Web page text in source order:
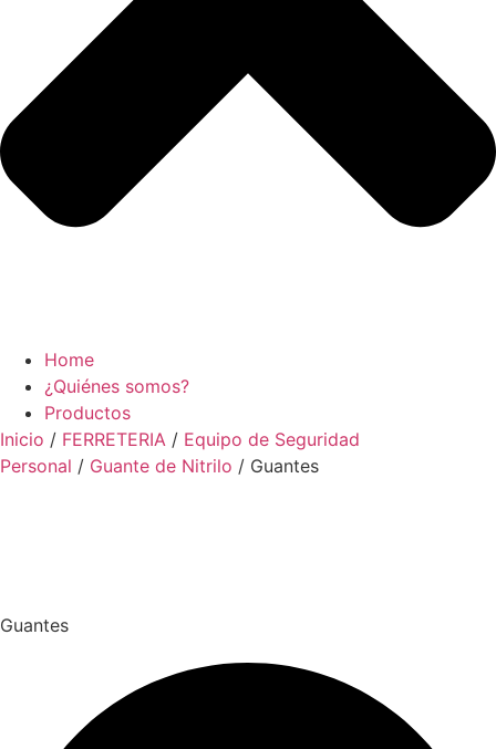
Home
¿Quiénes somos?
Productos
Inicio / FERRETERIA / Equipo de Seguridad
Personal / Guante de Nitrilo / Guantes
Guantes